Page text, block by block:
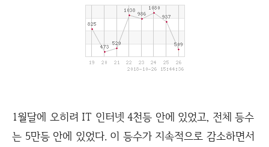
1월달에 오히려 IT 인터넷 4천등 안에 있었고, 전체 등수
는 5만등 안에 있었다. 이 등수가 지속적으로 감소하면서